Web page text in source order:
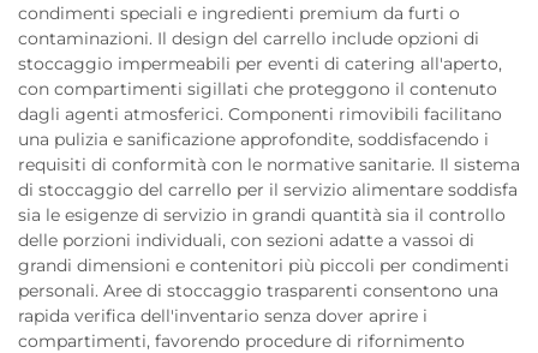
condimenti speciali e ingredienti premium da furti o
contaminazioni. Il design del carrello include opzioni di
stoccaggio impermeabili per eventi di catering all'aperto,
con compartimenti sigillati che proteggono il contenuto
dagli agenti atmosferici. Componenti rimovibili facilitano
una pulizia e sanificazione approfondite, soddisfacendo i
requisiti di conformità con le normative sanitarie. Il sistema
di stoccaggio del carrello per il servizio alimentare soddisfa
sia le esigenze di servizio in grandi quantità sia il controllo
delle porzioni individuali, con sezioni adatte a vassoi di
grandi dimensioni e contenitori più piccoli per condimenti
personali. Aree di stoccaggio trasparenti consentono una
rapida verifica dell'inventario senza dover aprire i
compartimenti, favorendo procedure di rifornimento